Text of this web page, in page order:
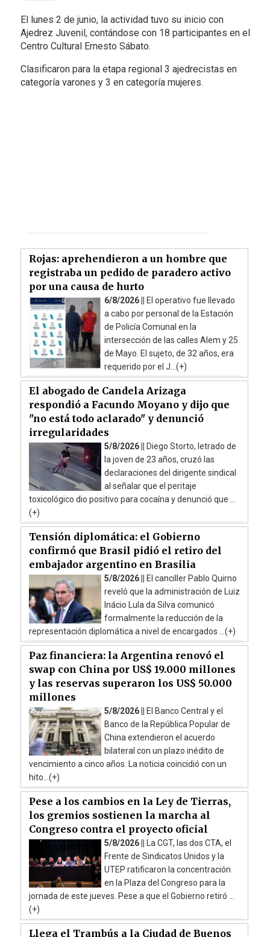
El lunes 2 de junio, la actividad tuvo su inicio con
Ajedrez Juvenil, contándose con 18 participantes en el
Centro Cultural Ernesto Sábato.
Clasificaron para la etapa regional 3 ajedrecistas en
categoría varones y 3 en categoría mujeres.
Rojas: aprehendieron a un hombre que
registraba un pedido de paradero activo
por una causa de hurto
6/8/2026 ||
El operativo fue llevado
a cabo por personal de la Estación
de Policía Comunal en la
intersección de las calles Alem y 25
de Mayo. El sujeto, de 32 años, era
requerido por el J...(+)
El abogado de Candela Arizaga
respondió a Facundo Moyano y dijo que
"no está todo aclarado" y denunció
irregularidades
5/8/2026 ||
Diego Storto, letrado de
la joven de 23 años, cruzó las
declaraciones del dirigente sindical
al señalar que el peritaje
toxicológico dio positivo para cocaína y denunció que ...
(+)
Tensión diplomática: el Gobierno
confirmó que Brasil pidió el retiro del
embajador argentino en Brasilia
5/8/2026 ||
El canciller Pablo Quirno
reveló que la administración de Luiz
Inácio Lula da Silva comunicó
formalmente la reducción de la
representación diplomática a nivel de encargados ...(+)
Paz financiera: la Argentina renovó el
swap con China por US$ 19.000 millones
y las reservas superaron los US$ 50.000
millones
5/8/2026 ||
El Banco Central y el
Banco de la República Popular de
China extendieron el acuerdo
bilateral con un plazo inédito de
vencimiento a cinco años. La noticia coincidió con un
hito...(+)
Pese a los cambios en la Ley de Tierras,
los gremios sostienen la marcha al
Congreso contra el proyecto oficial
5/8/2026 ||
La CGT, las dos CTA, el
Frente de Sindicatos Unidos y la
UTEP ratificaron la concentración
en la Plaza del Congreso para la
jornada de este jueves. Pese a que el Gobierno retiró ...
(+)
Llega el Trambús a la Ciudad de Buenos